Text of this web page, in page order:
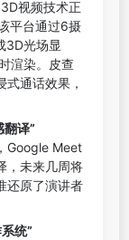
视频技术正
平台通过6摄
3D光场显
渲染。皮查
通话效果，
译”
Google Meet
，未来几周将
还原了演讲者
统”